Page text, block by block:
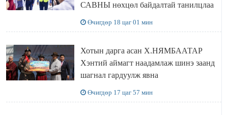
САВНЫ нөхцөл байдалтай танилцлаа
Өчигдөр 18 цаг 01 мин
Хотын дарга асан Х.НЯМБААТАР
Хэнтий аймагт наадамлаж шинэ заанд
шагнал гардуулж явна
Өчигдөр 17 цаг 57 мин